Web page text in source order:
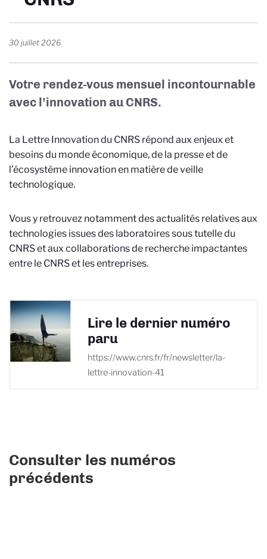
30 juillet 2026
Votre rendez-vous mensuel incontournable
avec l’innovation au CNRS.
La Lettre Innovation du CNRS répond aux enjeux et
besoins du monde économique, de la presse et de
l’écosystème innovation en matière de veille
technologique.
Vous y retrouvez notamment des actualités relatives aux
technologies issues des laboratoires sous tutelle du
CNRS et aux collaborations de recherche impactantes
entre le CNRS et les entreprises.
Lire le dernier numéro
paru
https://www.cnrs.fr/fr/newsletter/la-
lettre-innovation-41
Consulter les numéros
précédents